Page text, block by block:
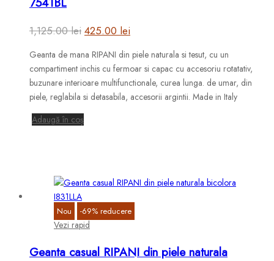
1,125.00lei Prețul
a
fost:
1,125.00 lei.
425.00 lei
curent
este:
425.00 lei.
Geanta de mana RIPANI din piele naturala si tesut, cu un
compartiment inchis cu fermoar si capac cu accesoriu rotatativ,
buzunare interioare multifunctionale, curea lunga. de umar, din
piele, reglabila si detasabila, accesorii argintii. Made in Italy
Adaugă în coș
Nou -69% reducere
Vezi rapid
Geanta casual RIPANI din piele naturala